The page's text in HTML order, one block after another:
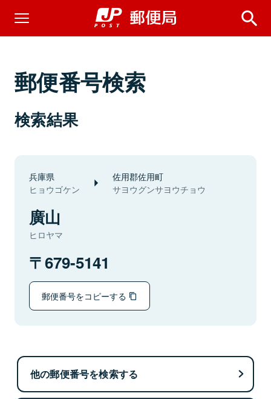
郵便番号検索
検索結果
兵庫県
ヒョウゴケン
佐用郡佐用町
サヨウグンサヨウチョウ
廣山
ヒロヤマ
679-5141
郵便番号をコピーする
他の郵便番号を検索する